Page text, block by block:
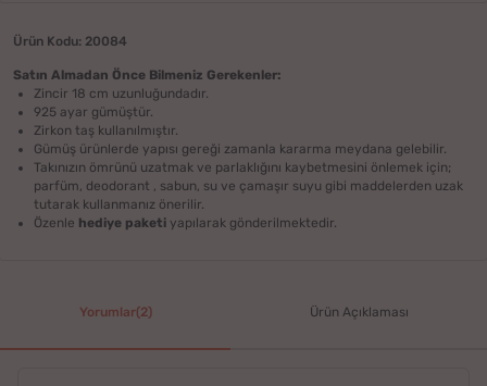
Ürün Kodu: 20084
Satın Almadan Önce Bilmeniz Gerekenler:
Zincir 18 cm uzunluğundadır.
925 ayar gümüştür.
Zirkon taş kullanılmıştır.
Gümüş ürünlerde yapısı gereği zamanla kararma meydana gelebilir.
Takınızın ömrünü uzatmak ve parlaklığını kaybetmesini önlemek için;
parfüm, deodorant , sabun, su ve çamaşır suyu gibi maddelerden uzak
tutarak kullanmanız önerilir.
Özenle hediye paketi yapılarak gönderilmektedir.
Yorumlar(2) Ürün Açıklaması